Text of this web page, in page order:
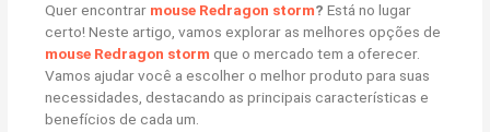
Quer encontrar mouse Redragon storm? Está no lugar
certo! Neste artigo, vamos explorar as melhores opções de
mouse Redragon storm que o mercado tem a oferecer.
Vamos ajudar você a escolher o melhor produto para suas
necessidades, destacando as principais características e
benefícios de cada um.